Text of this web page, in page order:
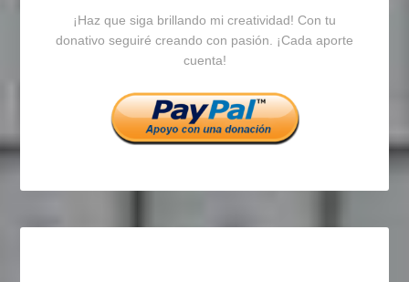
en
Facebook
en
Twitter
en
Instagram
¡Haz que siga brillando mi creatividad! Con tu
donativo seguiré creando con pasión. ¡Cada aporte
cuenta!